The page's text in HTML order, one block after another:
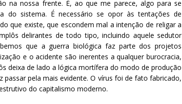
na nossa frente. É, ao que me parece, algo para se
do sistema. É necessário se opor às tentações de
que existe, que escondem mal a intenção de religar a
delirantes de todo tipo, incluindo aquele sedutor
que a guerra biológica faz parte dos projetos
e o acidente são inerentes a qualquer burocracia,
deixa de lado a lógica mortífera do modo de produção
passar pela mais evidente. O vírus foi de fato fabricado,
do capitalismo moderno.